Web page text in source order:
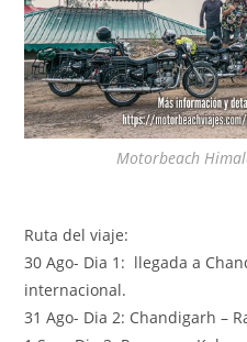
Motorbeach
Ruta del viaje:
30 Ago- Dia 1: llegada a
internacional.
31 Ago- Dia 2: Chandigarh –